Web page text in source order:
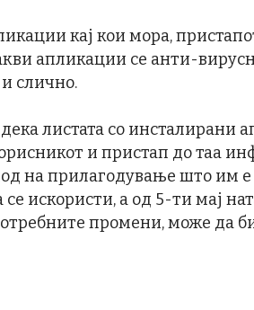
кај кои мора,
апликации се анти-
слично.
листата со инсталирани
и пристап до таа
на прилагодување што им е
искористи, а од 5-ти мај
промени, може да